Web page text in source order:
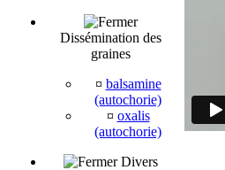
Dissémination des
graines
¤ balsamine
(autochorie)
¤ oxalis
(autochorie)
Divers